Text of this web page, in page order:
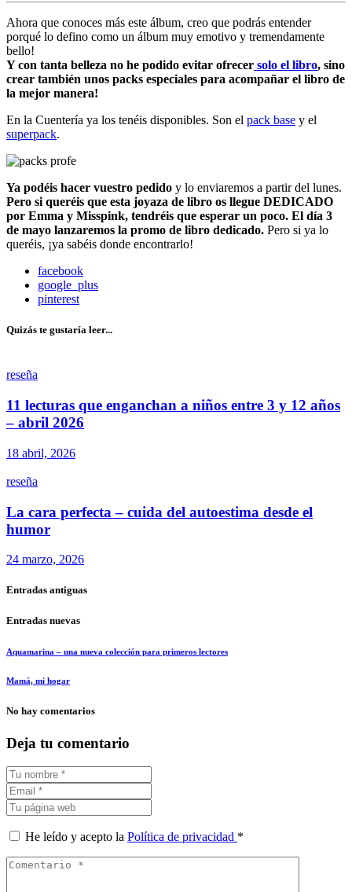
Ahora que conoces más este álbum, creo que podrás entender
porqué lo defino como un álbum muy emotivo y tremendamente
bello!
Y con tanta belleza no he podido evitar ofrecer solo el libro, sino
crear también unos packs especiales para acompañar el libro de
la mejor manera!
En la Cuentería ya los tenéis disponibles. Son el pack base y el
superpack.
Ya podéis hacer vuestro pedido y lo enviaremos a partir del lunes.
Pero si queréis que esta joyaza de libro os llegue DEDICADO
por Emma y Misspink, tendréis que esperar un poco. El día 3
de mayo lanzaremos la promo de libro dedicado. Pero si ya lo
queréis, ¡ya sabéis donde encontrarlo!
facebook
google_plus
pinterest
Quizás te gustaría leer...
reseña
11 lecturas que enganchan a niños entre 3 y 12 años
– abril 2026
18 abril, 2026
reseña
La cara perfecta – cuida del autoestima desde el
humor
24 marzo, 2026
Entradas antiguas
Entradas nuevas
Aquamarina – una nueva colección para primeros lectores
Mamá, mi hogar
No hay comentarios
Deja tu comentario
He leído y acepto la Política de privacidad *